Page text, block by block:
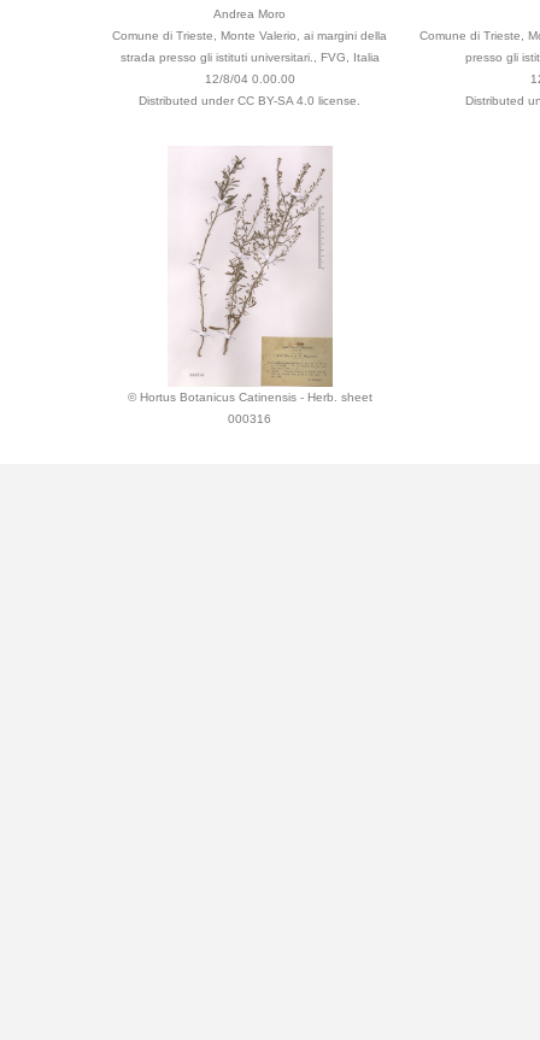
Andrea Moro
Comune di Trieste, Monte Valerio, ai margini della
strada presso gli istituti universitari., FVG, Italia
12/8/04 0.00.00
Distributed under CC BY-SA 4.0 license.
Comune di Trieste,
presso gli
Distributed
© Hortus Botanicus Catinensis - Herb. sheet
000316